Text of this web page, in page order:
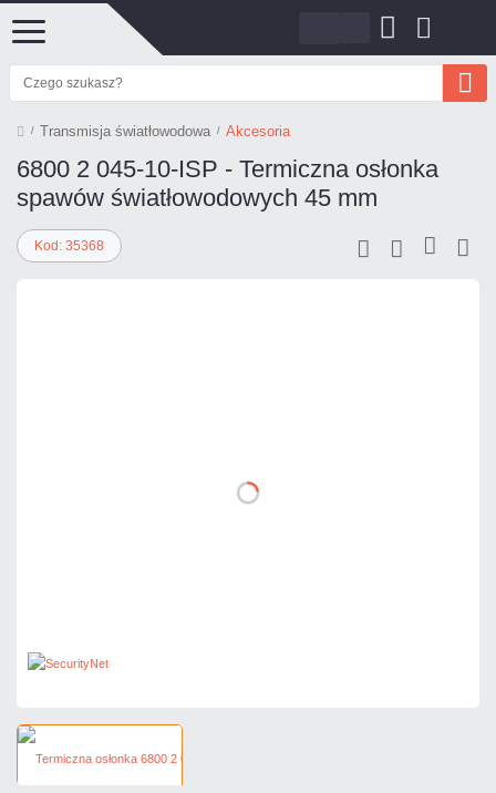
Transmisja światłowodowa Akcesoria
6800 2 045-10-ISP - Termiczna osłonka
spawów światłowodowych 45 mm
Kod: 35368